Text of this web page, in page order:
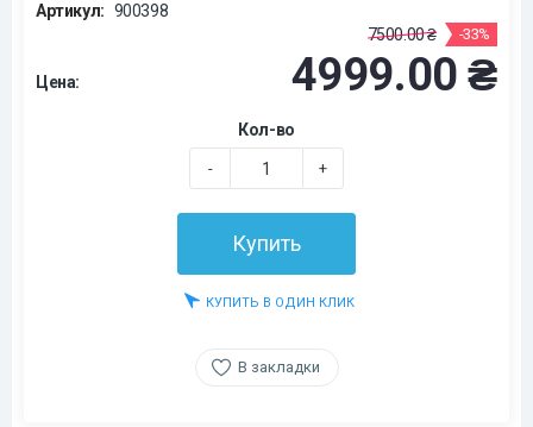
Артикул: 900398
Цена:
7500.00 ₴ -33%
4999.00 ₴
Кол-во
- +
Купить
КУПИТЬ В ОДИН КЛИК
В закладки